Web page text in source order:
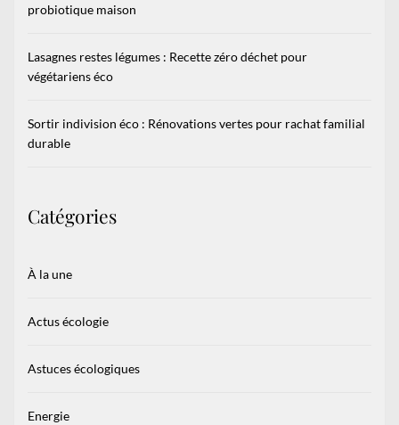
probiotique maison
Lasagnes restes légumes : Recette zéro déchet pour
végétariens éco
Sortir indivision éco : Rénovations vertes pour rachat familial
durable
Catégories
À la une
Actus écologie
Astuces écologiques
Energie